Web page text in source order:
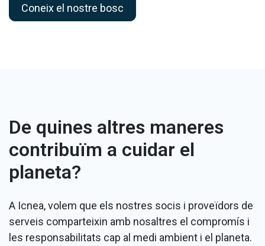
Coneix el nostre bosc
De quines altres maneres
contribuïm a cuidar el
planeta?
A Icnea, volem que els nostres socis i proveïdors de
serveis comparteixin amb nosaltres el compromís i
les responsabilitats cap al medi ambient i el planeta.